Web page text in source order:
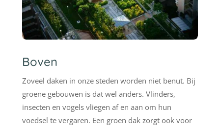
Boven
Zoveel daken in onze steden worden niet benut. Bij
groene gebouwen is dat wel anders. Vlinders,
insecten en vogels vliegen af en aan om hun
voedsel te vergaren. Een groen dak zorgt ook voor